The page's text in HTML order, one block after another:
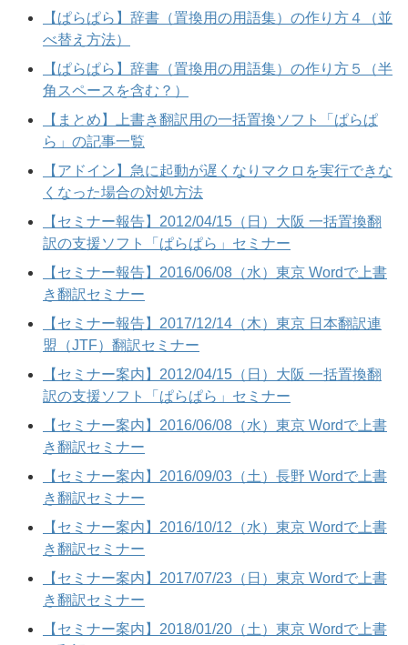
【ぱらぱら】辞書（置換用の用語集）の作り方４（並
べ替え方法）
【ぱらぱら】辞書（置換用の用語集）の作り方５（半
角スペースを含む？）
【まとめ】上書き翻訳用の一括置換ソフト「ぱらぱ
ら」の記事一覧
【アドイン】急に起動が遅くなりマクロを実行できな
くなった場合の対処方法
【セミナー報告】2012/04/15（日）大阪 一括置換翻
訳の支援ソフト「ぱらぱら」セミナー
【セミナー報告】2016/06/08（水）東京 Wordで上書
き翻訳セミナー
【セミナー報告】2017/12/14（木）東京 日本翻訳連
盟（JTF）翻訳セミナー
【セミナー案内】2012/04/15（日）大阪 一括置換翻
訳の支援ソフト「ぱらぱら」セミナー
【セミナー案内】2016/06/08（水）東京 Wordで上書
き翻訳セミナー
【セミナー案内】2016/09/03（土）長野 Wordで上書
き翻訳セミナー
【セミナー案内】2016/10/12（水）東京 Wordで上書
き翻訳セミナー
【セミナー案内】2017/07/23（日）東京 Wordで上書
き翻訳セミナー
【セミナー案内】2018/01/20（土）東京 Wordで上書